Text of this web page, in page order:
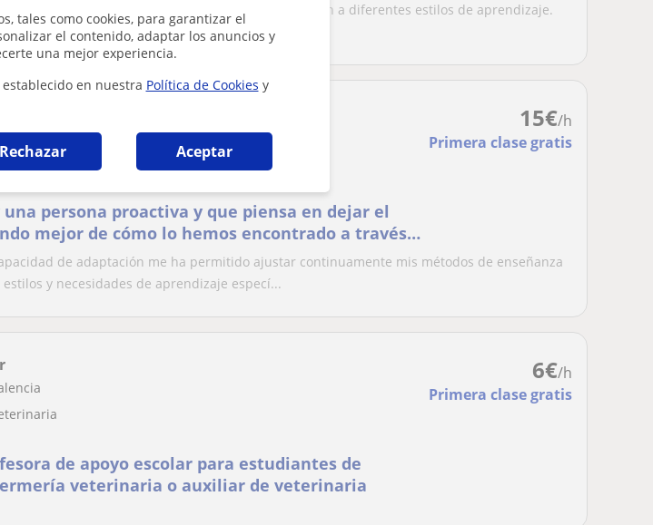
tales como cookies, para garantizar el
el contenido, adaptar los anuncios y
una mejor experiencia.
establecido en nuestra Política de Cookies y
Rechazar Aceptar
fortalezas incluyen paciencia, capacidad de adaptación a diferentes estilos de aprendizaje.
comprometida con ayudar a los estudi...
15€/h
Primera clase gratis
una persona proactiva y que piensa en dejar el
mejor de cómo lo hemos encontrado a través
educación de jovenes
de adaptación me ha permitido ajustar continuamente mis métodos de enseñanza
estilos y necesidades de aprendizaje especí...
6€/h
Primera clase gratis
de apoyo escolar para estudiantes de
veterinaria o auxiliar de veterinaria